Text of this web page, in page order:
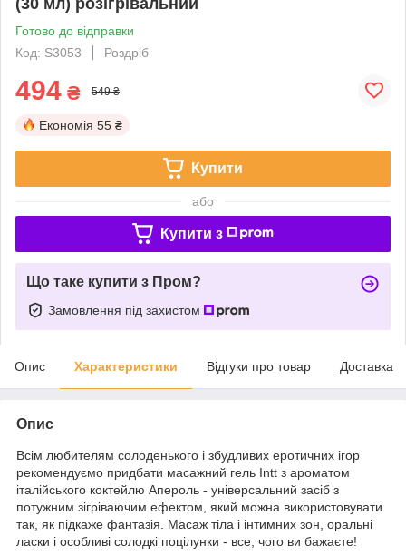
Готово до відправки
Код: S3053
Роздріб
494 ₴ 549 ₴
Економія 55 ₴
Купити
або
Купити з
Що таке купити з Пром?
Замовлення під захистом
Опис Характеристики Відгуки про товар Доставка
Опис
Всім любителям солоденького і збудливих еротичних ігор
рекомендуємо придбати масажний гель Intt з ароматом
італійського коктейлю Апероль - універсальний засіб з
потужним зігріваючим ефектом, який можна використовувати
так, як підкаже фантазія. Масаж тіла і інтимних зон, оральні
ласки і особливі солодкі поцілунки - все, чого ви бажаєте!